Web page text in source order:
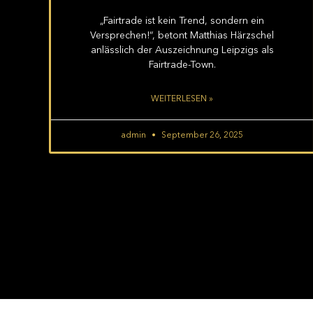
„Fairtrade ist kein Trend, sondern ein
Versprechen!“, betont Matthias Härzschel
anlässlich der Auszeichnung Leipzigs als
Fairtrade-Town.
WEITERLESEN »
admin September 26, 2025